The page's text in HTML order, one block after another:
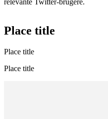
Place title
Place title
Place title